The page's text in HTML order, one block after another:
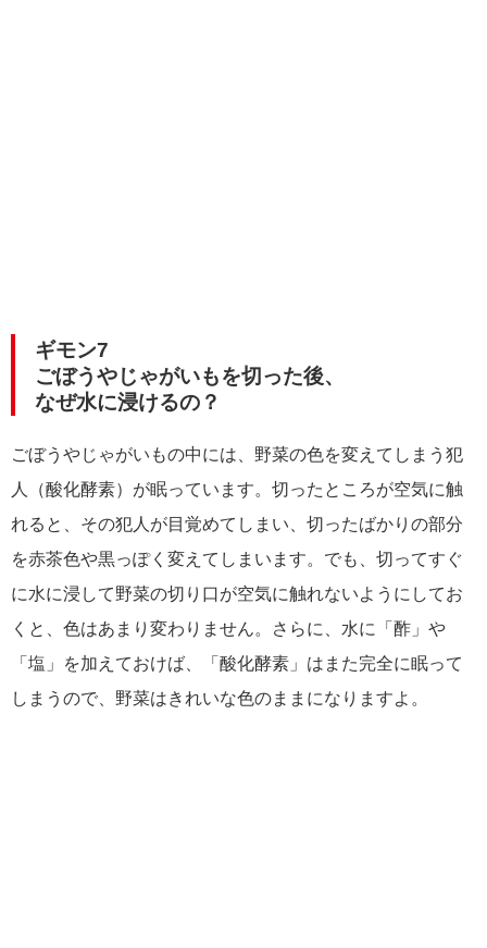
ギモン7
ごぼうやじゃがいもを切った後、
なぜ水に浸けるの？
ごぼうやじゃがいもの中には、野菜の色を変えてしまう犯
人（酸化酵素）が眠っています。切ったところが空気に触
れると、その犯人が目覚めてしまい、切ったばかりの部分
を赤茶色や黒っぽく変えてしまいます。でも、切ってすぐ
に水に浸して野菜の切り口が空気に触れないようにしてお
くと、色はあまり変わりません。さらに、水に「酢」や
「塩」を加えておけば、「酸化酵素」はまた完全に眠って
しまうので、野菜はきれいな色のままになりますよ。